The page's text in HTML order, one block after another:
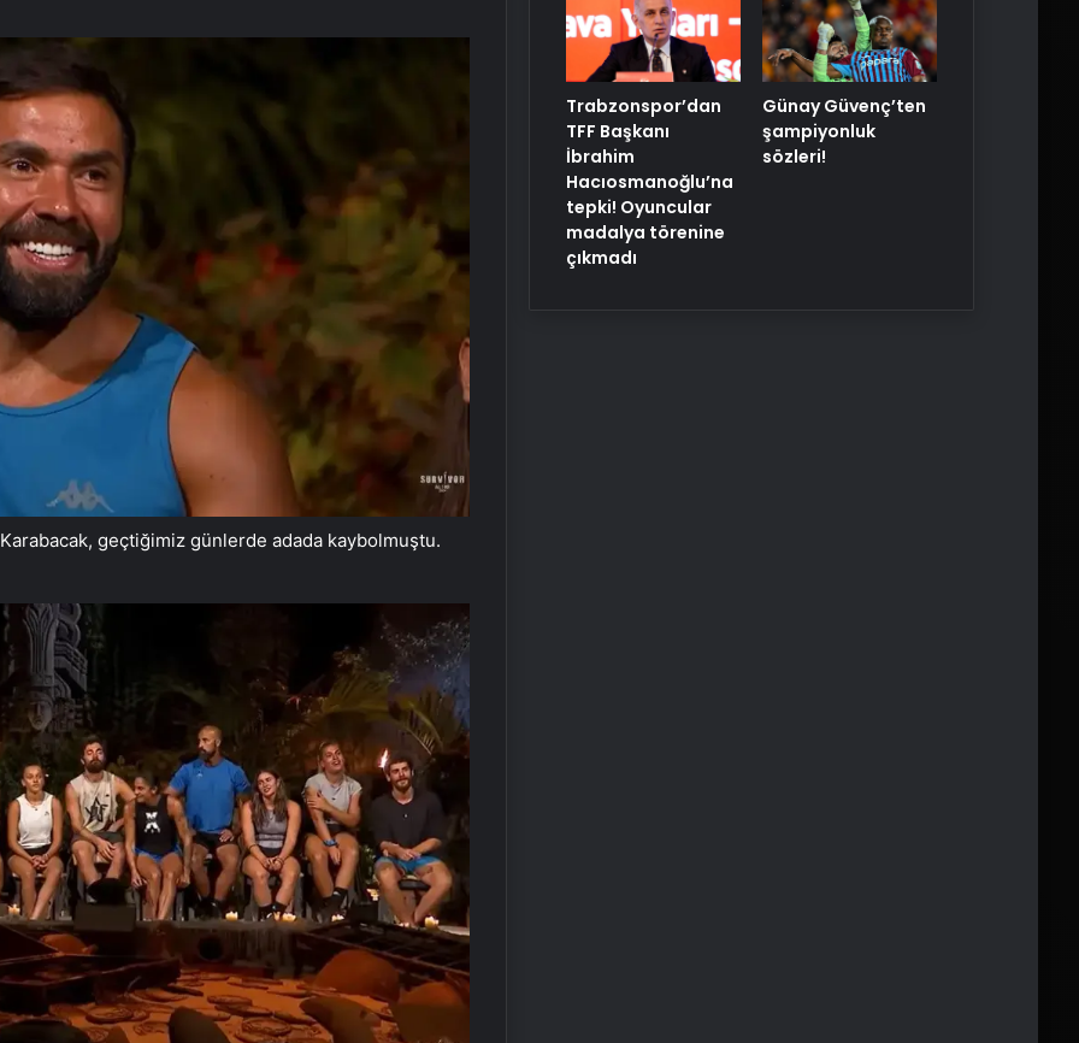
geçtiğimiz günlerde adada kaybolmuştu.
Trabzonspor’dan
TFF Başkanı
İbrahim
Hacıosmanoğlu’na
tepki! Oyuncular
madalya törenine
çıkmadı
Günay Güvenç’ten
şampiyonluk
sözleri!